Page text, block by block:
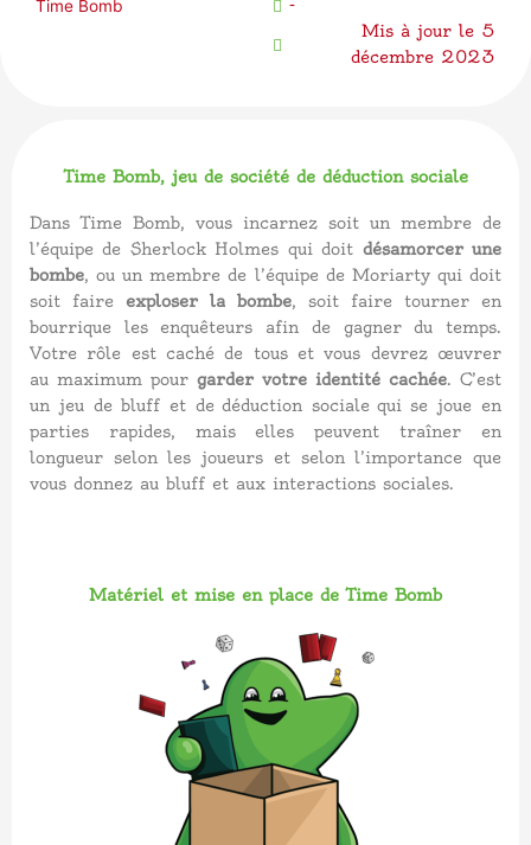
Time Bomb
-
Mis à jour le 5
décembre 2023
Time Bomb, jeu de société de déduction sociale
Dans Time Bomb, vous incarnez soit un membre de
l’équipe de Sherlock Holmes qui doit désamorcer une
bombe, ou un membre de l’équipe de Moriarty qui doit
soit faire exploser la bombe, soit faire tourner en
bourrique les enquêteurs afin de gagner du temps.
Votre rôle est caché de tous et vous devrez œuvrer
au maximum pour garder votre identité cachée. C’est
un jeu de bluff et de déduction sociale qui se joue en
parties rapides, mais elles peuvent traîner en
longueur selon les joueurs et selon l’importance que
vous donnez au bluff et aux interactions sociales.
Matériel et mise en place de Time Bomb